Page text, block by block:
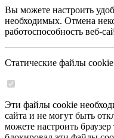
Вы можете настроить
необходимых. Отмена
работоспособность веб-
Статические файлы cookie
Эти файлы cookie
сайта и не могут быть
можете настроить